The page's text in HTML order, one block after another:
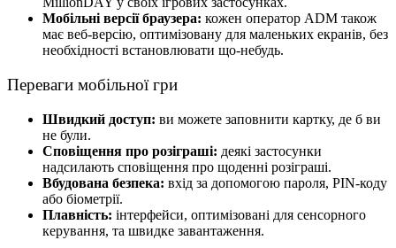
Мобільні версії браузера: кожен оператор ADM також
має веб-версію, оптимізовану для маленьких екранів, без
необхідності встановлювати що-небудь.
Переваги мобільної гри
Швидкий доступ: ви можете заповнити картку, де б ви
не були.
Сповіщення про розіграші: деякі застосунки
надсилають сповіщення про щоденні розіграші.
Вбудована безпека: вхід за допомогою пароля, PIN-коду
або біометрії.
Плавність: інтерфейси, оптимізовані для сенсорного
керування, та швидке завантаження.